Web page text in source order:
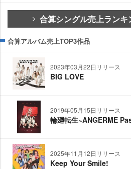
合算シングル売上ラン
合算アルバム売上TOP3作品
2023年03月22日リリース
BIG LOVE
2019年05月15日リリース
輪廻転生~ANGERME
2025年11月12日リリース
Keep Your Smile!